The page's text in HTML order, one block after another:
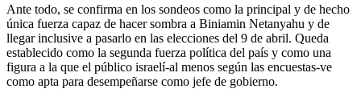
Ante todo, se confirma en los sondeos como la principal y de hecho
única fuerza capaz de hacer sombra a Biniamin Netanyahu y de
llegar inclusive a pasarlo en las elecciones del 9 de abril. Queda
establecido como la segunda fuerza política del país y como una
figura a la que el público israelí-al menos según las encuestas-ve
como apta para desempeñarse como jefe de gobierno.